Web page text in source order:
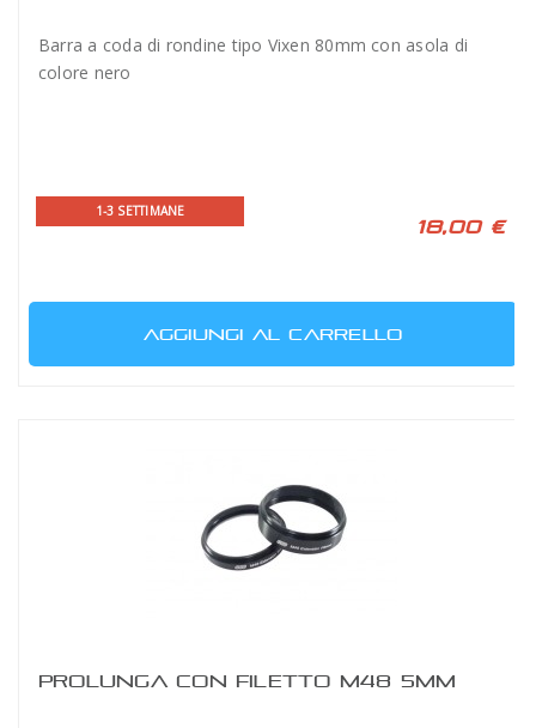
Barra a coda di rondine tipo Vixen 80mm con asola di
colore nero
1-3 SETTIMANE
18,00 €
AGGIUNGI AL CARRELLO
PROLUNGA CON FILETTO M48 5MM